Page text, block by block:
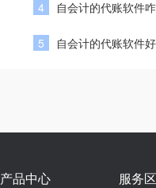
4 自会计的代账软件
5 自会计的代账软件
产品中心 服务